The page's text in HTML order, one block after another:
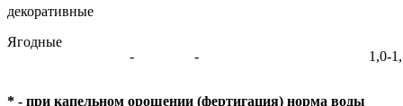
декоративные
Ягодные
-
- 1,0-
* - при капельном орошении (фертигация) норма воды